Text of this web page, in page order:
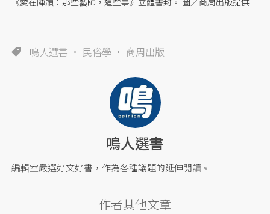
鳴人選書 民俗學 商周出版
鳴人選書
編輯室嚴選好文好書，作為各種議題的延伸閱讀。
作者其他文章